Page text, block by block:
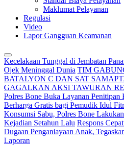
Maklumat Pelayanan
Regulasi
Video
Lapor Gangguan Keamanan
Kecelakaan Tunggal di Jembatan
Ojek Meninggal Dunia TIM
BATALYON C DAN SAT
GAGALKAN AKSI TAWURAN
Polres Bone Buka Layanan Penitipan
Berharga Gratis bagi Pemudik Idul
Konsumsi Sabu, Polres Bone
Kejadian Setahun Lalu Respons
Dugaan Penganiayaan Anak,
Laporan